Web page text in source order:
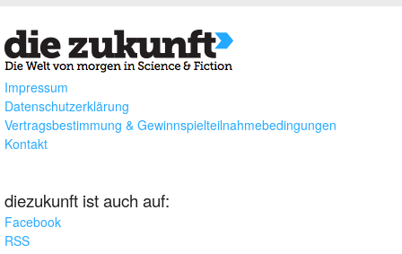
Impressum
Datenschutzerklärung
Vertragsbestimmung & Gewinnspielteilnahmebedingungen
Kontakt
diezukunft ist auch auf:
Facebook
RSS